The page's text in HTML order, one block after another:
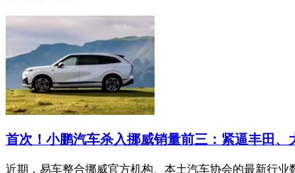
首次！小鹏汽车杀入挪威销量前三：紧逼丰田、
近期，易车整合挪威官方机构、本土汽车协会的最新行